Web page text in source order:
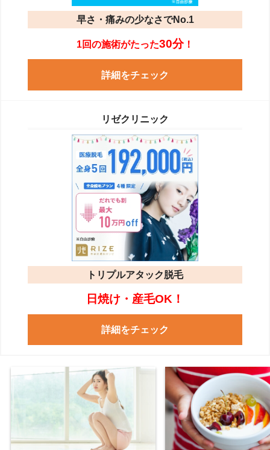
早さ・痛みの少なさでNo.1
1回の施術がたった30分！
詳細をチェック
リゼクリニック
トリプルアタック脱毛
日焼け・産毛OK！
詳細をチェック